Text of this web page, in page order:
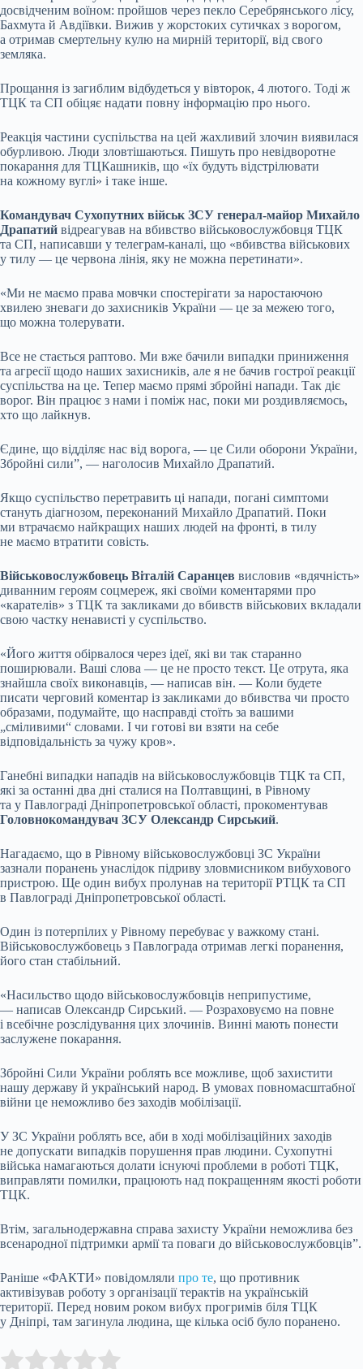
досвідченим воїном: пройшов через пекло Серебрянського лісу,
Бахмута й Авдіївки. Вижив у жорстоких сутичках з ворогом,
а отримав смертельну кулю на мирній території, від свого
земляка.
Прощання із загиблим відбудеться у вівторок, 4 лютого. Тоді ж
ТЦК та СП обіцяє надати повну інформацію про нього.
Реакція частини суспільства на цей жахливий злочин виявилася
обурливою. Люди зловтішаються. Пишуть про невідворотне
покарання для ТЦКашників, що «їх будуть відстрілювати
на кожному вуглі» і таке інше.
Командувач Сухопутних військ ЗСУ генерал-майор Михайло
Драпатий відреагував на вбивство військовослужбовця ТЦК
та СП, написавши у телеграм-каналі, що «вбивства військових
у тилу — це червона лінія, яку не можна перетинати».
«Ми не маємо права мовчки спостерігати за наростаючою
хвилею зневаги до захисників України — це за межею того,
що можна толерувати.
Все не стається раптово. Ми вже бачили випадки приниження
та агресії щодо наших захисників, але я не бачив гострої реакції
суспільства на це. Тепер маємо прямі збройні напади. Так діє
ворог. Він працює з нами і поміж нас, поки ми роздивляємось,
хто що лайкнув.
Єдине, що відділяє нас від ворога, — це Сили оборони України,
Збройні сили”, — наголосив Михайло Драпатий.
Якщо суспільство перетравить ці напади, погані симптоми
стануть діагнозом, переконаний Михайло Драпатий. Поки
ми втрачаємо найкращих наших людей на фронті, в тилу
не маємо втратити совість.
Військовослужбовець Віталій Саранцев висловив «вдячність»
диванним героям соцмереж, які своїми коментарями про
«карателів» з ТЦК та закликами до вбивств військових вкладали
свою частку ненависті у суспільство.
«Його життя обірвалося через ідеї, які ви так старанно
поширювали. Ваші слова — це не просто текст. Це отрута, яка
знайшла своїх виконавців, — написав він. — Коли будете
писати черговий коментар із закликами до вбивства чи просто
образами, подумайте, що насправді стоїть за вашими
„сміливими“ словами. І чи готові ви взяти на себе
відповідальність за чужу кров».
Ганебні випадки нападів на військовослужбовців ТЦК та СП,
які за останні два дні сталися на Полтавщині, в Рівному
та у Павлограді Дніпропетровської області, прокоментував
Головнокомандувач ЗСУ Олександр Сирський.
Нагадаємо, що в Рівному військовослужбовці ЗС України
зазнали поранень унаслідок підриву зловмисником вибухового
пристрою. Ще один вибух пролунав на території РТЦК та СП
в Павлограді Дніпропетровської області.
Один із потерпілих у Рівному перебуває у важкому стані.
Військовослужбовець з Павлограда отримав легкі поранення,
його стан стабільний.
«Насильство щодо військовослужбовців неприпустиме,
— написав Олександр Сирський. — Розраховуємо на повне
і всебічне розслідування цих злочинів. Винні мають понести
заслужене покарання.
Збройні Сили України роблять все можливе, щоб захистити
нашу державу й український народ. В умовах повномасштабної
війни це неможливо без заходів мобілізації.
У ЗС України роблять все, аби в ході мобілізаційних заходів
не допускати випадків порушення прав людини. Сухопутні
війська намагаються долати існуючі проблеми в роботі ТЦК,
виправляти помилки, працюють над покращенням якості роботи
ТЦК.
Втім, загальнодержавна справа захисту України неможлива без
всенародної підтримки армії та поваги до військовослужбовців”.
Раніше «ФАКТИ» повідомляли про те, що противник
активізував роботу з організації терактів на українській
території. Перед новим роком вибух прогримів біля ТЦК
у Дніпрі, там загинула людина, ще кілька осіб було поранено.
Rate this item: